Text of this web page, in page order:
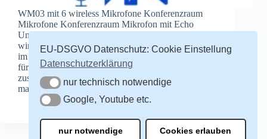
WM03 mit 6 wireless Mikrofone Konferenzraum
Mikrofone Konferenzraum Mikrofon mit Echo
Unterdrückung, lautstarken HiFi Lautsprecher und 6
wireless Mikrofone. Vier Mikrofone befinden sich
im Hauptgerät das auch als Lade-Docking-Station
für beide Erweiterungsmikrofone dient. Mit den
zusätzlichen zwei Erweiterungsmikrofonen kommt
man…
Redakteur
21. März 2024
EU-DSGVO Datenschutz: Cookie Einstellung
Datenschutzerklärung
nur technisch notwendige
nur technisch notwendige
Google, Youtube etc.
Google, Youtube etc.
nur notwendige Cookies erlauben